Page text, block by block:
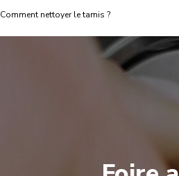
Comment nettoyer le tamis ?